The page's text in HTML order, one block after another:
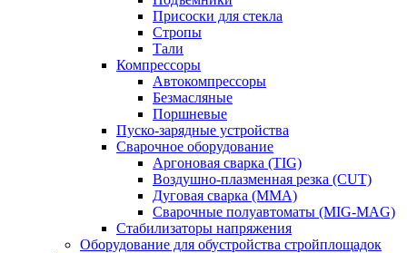
Присоски для стекла
Стропы
Тали
Компрессоры
Автокомпрессоры
Безмасляные
Поршневые
Пуско-зарядные устройства
Сварочное оборудование
Аргоновая сварка (TIG)
Воздушно-плазменная резка (CUT)
Дуговая сварка (ММА)
Сварочные полуавтоматы (MIG-MAG)
Стабилизаторы напряжения
Оборудование для обустройства стройплощадок